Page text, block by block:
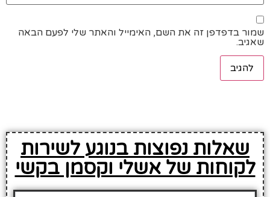
זה את השם, האימייל והאתר שלי לפעם הבאה
נפוצות בנוגע לשירות
של אשלי וקסמן בקשי